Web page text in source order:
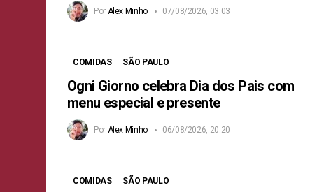
Por Alex Minho 07/08/2026, 03:03
COMIDAS SÃO PAULO
Ogni Giorno celebra Dia dos Pais com
menu especial e presente
Por Alex Minho 06/08/2026, 20:20
COMIDAS SÃO PAULO